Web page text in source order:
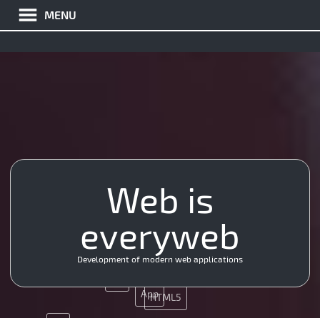
MENU
HTML5
UX
Ajax
App
JQuery
App
Web is
everyweb
Development of modern web applications